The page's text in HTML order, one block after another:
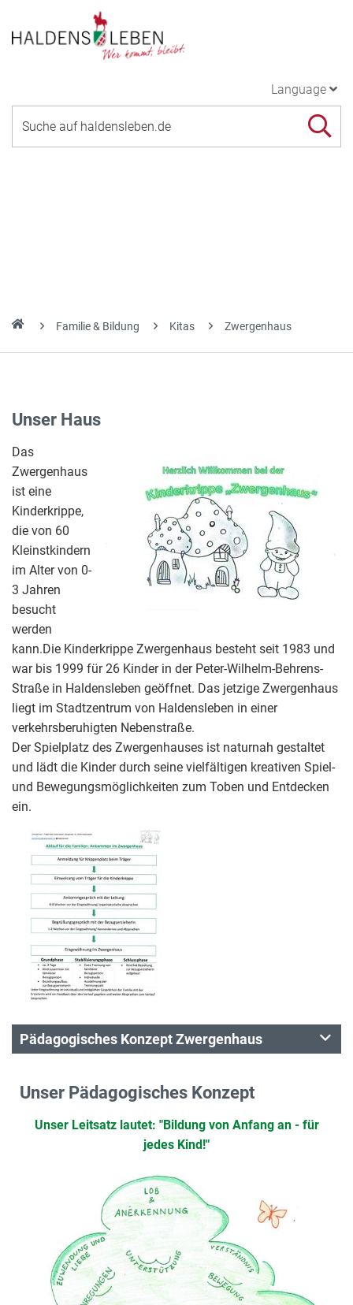
Language
Familie & Bildung Kitas Zwergenhaus
Unser Haus
Das
Zwergenhaus
ist eine
Kinderkrippe,
die von 60
Kleinstkindern
im Alter von 0-
3 Jahren
besucht
werden
kann.Die Kinderkrippe Zwergenhaus besteht seit 1983 und
war bis 1999 für 26 Kinder in der Peter-Wilhelm-Behrens-
Straße in Haldensleben geöffnet. Das jetzige Zwergenhaus
liegt im Stadtzentrum von Haldensleben in einer
verkehrsberuhigten Nebenstraße.
Der Spielplatz des Zwergenhauses ist naturnah gestaltet
und lädt die Kinder durch seine vielfältigen kreativen Spiel-
und Bewegungsmöglichkeiten zum Toben und Entdecken
ein.
Pädagogisches Konzept Zwergenhaus
Unser Pädagogisches Konzept
Unser Leitsatz lautet: "Bildung von Anfang an - für
jedes Kind!"